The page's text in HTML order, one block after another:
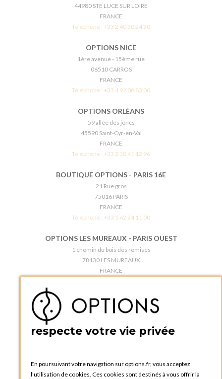
44980 STE LUCE SUR LOIRE
FRANCE
Téléphone : +33 2 40 30 24 30
OPTIONS NICE
1ère avenue - 15ème rue
06510 CARROS
FRANCE
Téléphone : +33 4 92 08 83 00
OPTIONS ORLÉANS
59 allée des joncs
45590 Saint-Cyr-en-Val
FRANCE
Téléphone : +33 2 38 41 12 96
BOUTIQUE OPTIONS - PARIS 16E
21 Rue gros
75016 PARIS
FRANCE
Téléphone : +33 1 42 24 11 00
OPTIONS LES MUREAUX - PARIS OUEST
1 chemin du bois des remises
78130 LES MUREAUX
FRANCE
BOUTIQUE OPTIONS - PARIS 5E
5 quai de la tournelle
FRANCE
OPTIONS ROUEN
Rue du Clos Tellier
respecte votre vie privée
En poursuivant votre navigation sur options.fr, vous acceptez
l’utilisation de cookies. Ces cookies sont destinés à vous offrir la